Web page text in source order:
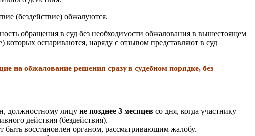
(бездействие) обжалуются.
обращения в суд без необходимости обжалования в вышестоящем
оспариваются, наряду с отзывом представляют в суд
на обжалование решения сразу в судебном порядке, без
должностному лицу не позднее 3 месяцев со дня, когда участнику
действия (бездействия).
быть восстановлен органом, рассматривающим жалобу.